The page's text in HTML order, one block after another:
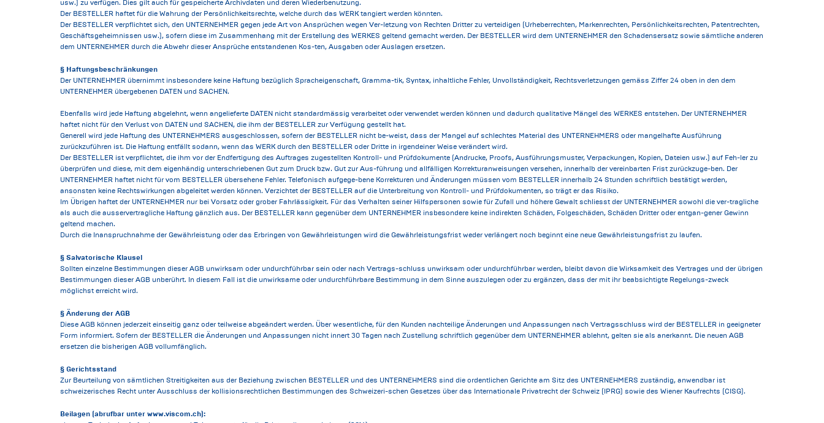
usw.) zu verfügen. Dies gilt auch für gespeicherte Archivdaten und deren Wiederbenutzung.
Der BESTELLER haftet für die Wahrung der Persönlichkeitsrechte, welche durch das WERK tangiert werden könnten.
Der BESTELLER verpflichtet sich, den UNTERNEHMER gegen jede Art von Ansprüchen wegen Ver-letzung von Rechten Dritter zu verteidigen (Urheberrechten, Markenrechten, Persönlichkeitsrechten, Patentrechten,
Geschäftsgeheimnissen usw.), sofern diese im Zusammenhang mit der Erstellung des WERKES geltend gemacht werden. Der BESTELLER wird dem UNTERNEHMER den Schadensersatz sowie sämtliche anderen
dem UNTERNEHMER durch die Abwehr dieser Ansprüche entstandenen Kos-ten, Ausgaben oder Auslagen ersetzen.
§ Haftungsbeschränkungen
Der UNTERNEHMER übernimmt insbesondere keine Haftung bezüglich Spracheigenschaft, Gramma-tik, Syntax, inhaltliche Fehler, Unvollständigkeit, Rechtsverletzungen gemäss Ziffer 24 oben in den dem
UNTERNEHMER übergebenen DATEN und SACHEN.
Ebenfalls wird jede Haftung abgelehnt, wenn angelieferte DATEN nicht standardmässig verarbeitet oder verwendet werden können und dadurch qualitative Mängel des WERKES entstehen. Der UNTERNEHMER
haftet nicht für den Verlust von DATEN und SACHEN, die ihm der BESTELLER zur Verfügung gestellt hat.
Generell wird jede Haftung des UNTERNEHMERS ausgeschlossen, sofern der BESTELLER nicht be-weist, dass der Mangel auf schlechtes Material des UNTERNEHMERS oder mangelhafte Ausführung
zurückzuführen ist. Die Haftung entfällt sodann, wenn das WERK durch den BESTELLER oder Dritte in irgendeiner Weise verändert wird.
Der BESTELLER ist verpflichtet, die ihm vor der Endfertigung des Auftrages zugestellten Kontroll- und Prüfdokumente (Andrucke, Proofs, Ausführungsmuster, Verpackungen, Kopien, Dateien usw.) auf Feh-ler zu
überprüfen und diese, mit dem eigenhändig unterschriebenen Gut zum Druck bzw. Gut zur Aus-führung und allfälligen Korrekturanweisungen versehen, innerhalb der vereinbarten Frist zurückzuge-ben. Der
UNTERNEHMER haftet nicht für vom BESTELLER übersehene Fehler. Telefonisch aufgege-bene Korrekturen und Änderungen müssen vom BESTELLER innerhalb 24 Stunden schriftlich bestätigt werden,
ansonsten keine Rechtswirkungen abgeleitet werden können. Verzichtet der BESTELLER auf die Unterbreitung von Kontroll- und Prüfdokumenten, so trägt er das Risiko.
Im Übrigen haftet der UNTERNEHMER nur bei Vorsatz oder grober Fahrlässigkeit. Für das Verhalten seiner Hilfspersonen sowie für Zufall und höhere Gewalt schliesst der UNTERNEHMER sowohl die ver-tragliche
als auch die ausservertragliche Haftung gänzlich aus. Der BESTELLER kann gegenüber dem UNTERNEHMER insbesondere keine indirekten Schäden, Folgeschäden, Schäden Dritter oder entgan-gener Gewinn
geltend machen.
Durch die Inanspruchnahme der Gewährleistung oder das Erbringen von Gewährleistungen wird die Gewährleistungsfrist weder verlängert noch beginnt eine neue Gewährleistungsfrist zu laufen.
§ Salvatorische Klausel
Sollten einzelne Bestimmungen dieser AGB unwirksam oder undurchführbar sein oder nach Vertrags-schluss unwirksam oder undurchführbar werden, bleibt davon die Wirksamkeit des Vertrages und der übrigen
Bestimmungen dieser AGB unberührt. In diesem Fall ist die unwirksame oder undurchführbare Bestimmung in dem Sinne auszulegen oder zu ergänzen, dass der mit ihr beabsichtigte Regelungs-zweck
möglichst erreicht wird.
§ Änderung der AGB
Diese AGB können jederzeit einseitig ganz oder teilweise abgeändert werden. Über wesentliche, für den Kunden nachteilige Änderungen und Anpassungen nach Vertragsschluss wird der BESTELLER in geeigneter
Form informiert. Sofern der BESTELLER die Änderungen und Anpassungen nicht innert 30 Tagen nach Zustellung schriftlich gegenüber dem UNTERNEHMER ablehnt, gelten sie als anerkannt. Die neuen AGB
ersetzen die bisherigen AGB vollumfänglich.
§ Gerichtsstand
Zur Beurteilung von sämtlichen Streitigkeiten aus der Beziehung zwischen BESTELLER und des UNTERNEHMERS sind die ordentlichen Gerichte am Sitz des UNTERNEHMERS zuständig, anwendbar ist
schweizerisches Recht unter Ausschluss der kollisionsrechtlichen Bestimmungen des Schweizeri-schen Gesetzes über das Internationale Privatrecht der Schweiz (IPRG) sowie des Wiener Kaufrechts (CISG).
Beilagen (abrufbar unter www.viscom.ch):